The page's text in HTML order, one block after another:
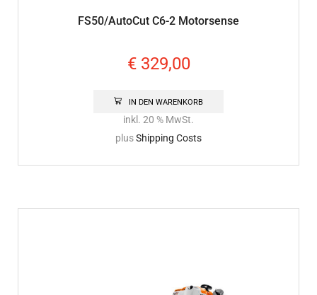
FS50/AutoCut C6-2 Motorsense
€329,00
IN DEN WARENKORB
inkl. 20 % MwSt.
plusShipping Costs